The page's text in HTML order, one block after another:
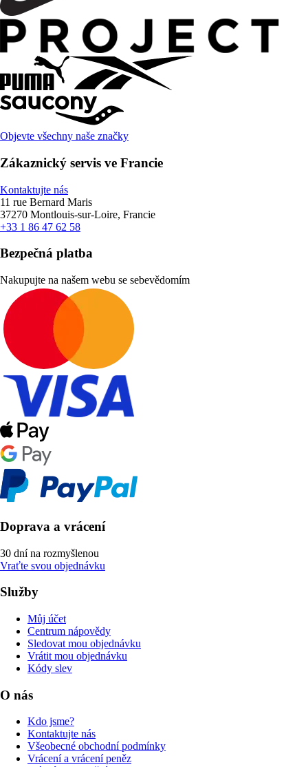
Objevte všechny naše značky
Zákaznický servis ve Francie
Kontaktujte nás
11 rue Bernard Maris
37270 Montlouis-sur-Loire, Francie
+33 1 86 47 62 58
Bezpečná platba
Nakupujte na našem webu se sebevědomím
Doprava a vrácení
30 dní na rozmyšlenou
Vraťte svou objednávku
Služby
Můj účet
Centrum nápovědy
Sledovat mou objednávku
Vrátit mou objednávku
Kódy slev
O nás
Kdo jsme?
Kontaktujte nás
Všeobecné obchodní podmínky
Vrácení a vrácení peněz